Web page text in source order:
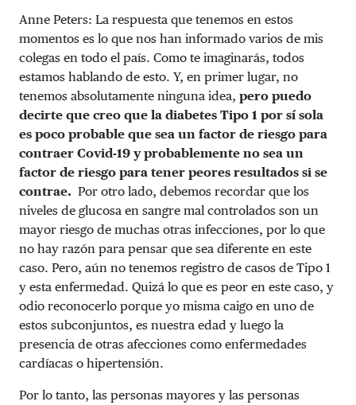
Anne Peters: La respuesta que tenemos en estos
momentos es lo que nos han informado varios de mis
colegas en todo el país. Como te imaginarás, todos
estamos hablando de esto. Y, en primer lugar, no
tenemos absolutamente ninguna idea, pero puedo
decirte que creo que la diabetes Tipo 1 por sí sola
es poco probable que sea un factor de riesgo para
contraer Covid-19 y probablemente no sea un
factor de riesgo para tener peores resultados si se
contrae. Por otro lado, debemos recordar que los
niveles de glucosa en sangre mal controlados son un
mayor riesgo de muchas otras infecciones, por lo que
no hay razón para pensar que sea diferente en este
caso. Pero, aún no tenemos registro de casos de Tipo 1
y esta enfermedad. Quizá lo que es peor en este caso, y
odio reconocerlo porque yo misma caigo en uno de
estos subconjuntos, es nuestra edad y luego la
presencia de otras afecciones como enfermedades
cardíacas o hipertensión.
Por lo tanto, las personas mayores y las personas